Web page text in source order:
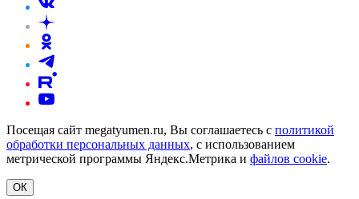
Посещая сайт megatyumen.ru, Вы соглашаетесь с политикой
обработки персональных данных, с использованием
метрической программы Яндекс.Метрика и файлов cookie.
ОК